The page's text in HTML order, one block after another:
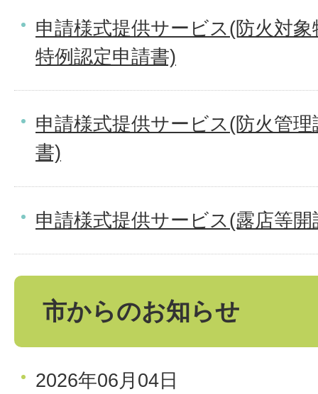
申請様式提供サービス(防火対
特例認定申請書)
申請様式提供サービス(防火管
書)
申請様式提供サービス(露店等開
市からのお知らせ
2026年06月04日